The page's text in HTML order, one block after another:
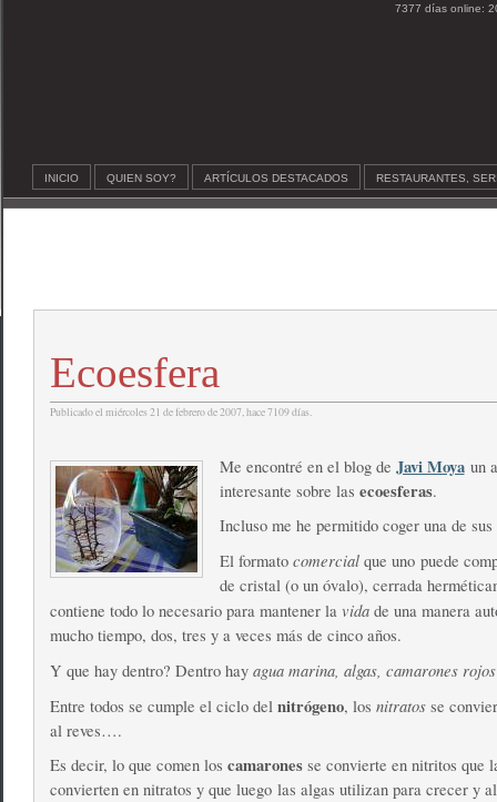
7377 días online:
INICIO QUIEN SOY? ARTÍCULOS DESTACADOS RESTAURANTES,
Ecoesfera
Publicado el miércoles 21 de febrero de 2007, hace 7109 días.
Me encontré en el blog de Javi Moyaun
interesante sobre las ecoesferas.
Incluso me he permitido coger una de sus
El formato comercialque uno puede
de cristal (o un óvalo), cerrada
contiene todo lo necesario para mantener la vidade una manera
mucho tiempo, dos, tres y a veces más de cinco años.
Y que hay dentro? Dentro hay agua marina, algas, camarones
Entre todos se cumple el ciclo del nitrógeno, los nitratosse
al reves….
Es decir, lo que comen los camaronesse convierte en nitritos que
convierten en nitratos y que luego las algas utilizan para crecer y